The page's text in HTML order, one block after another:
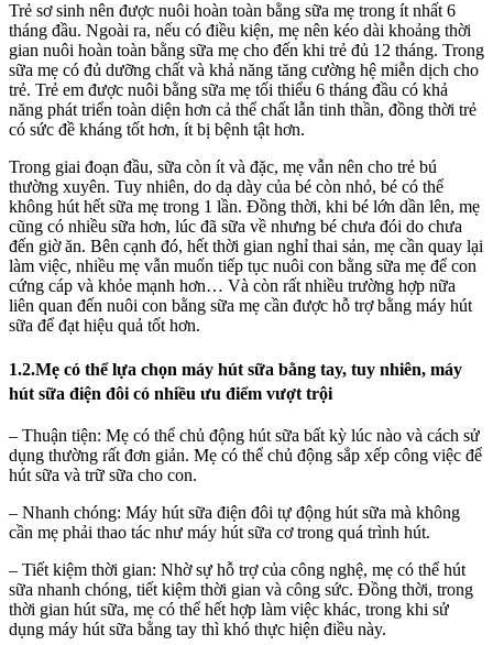
Trẻ sơ sinh nên được nuôi hoàn toàn bằng sữa mẹ trong ít nhất 6
tháng đầu. Ngoài ra, nếu có điều kiện, mẹ nên kéo dài khoảng thời
gian nuôi hoàn toàn bằng sữa mẹ cho đến khi trẻ đủ 12 tháng. Trong
sữa mẹ có đủ dưỡng chất và khả năng tăng cường hệ miễn dịch cho
trẻ. Trẻ em được nuôi bằng sữa mẹ tối thiểu 6 tháng đầu có khả
năng phát triển toàn diện hơn cả thể chất lẫn tinh thần, đồng thời trẻ
có sức đề kháng tốt hơn, ít bị bệnh tật hơn.
Trong giai đoạn đầu, sữa còn ít và đặc, mẹ vẫn nên cho trẻ bú
thường xuyên. Tuy nhiên, do dạ dày của bé còn nhỏ, bé có thể
không hút hết sữa mẹ trong 1 lần. Đồng thời, khi bé lớn dần lên, mẹ
cũng có nhiều sữa hơn, lúc đã sữa về nhưng bé chưa đói do chưa
đến giờ ăn. Bên cạnh đó, hết thời gian nghỉ thai sản, mẹ cần quay lại
làm việc, nhiều mẹ vẫn muốn tiếp tục nuôi con bằng sữa mẹ để con
cứng cáp và khỏe mạnh hơn… Và còn rất nhiều trường hợp nữa
liên quan đến nuôi con bằng sữa mẹ cần được hỗ trợ bằng máy hút
sữa để đạt hiệu quả tốt hơn.
1.2.Mẹ có thể lựa chọn máy hút sữa bằng tay, tuy nhiên, máy
hút sữa điện đôi có nhiều ưu điểm vượt trội
– Thuận tiện: Mẹ có thể chủ động hút sữa bất kỳ lúc nào và cách sử
dụng thường rất đơn giản. Mẹ có thể chủ động sắp xếp công việc để
hút sữa và trữ sữa cho con.
– Nhanh chóng: Máy hút sữa điện đôi tự động hút sữa mà không
cần mẹ phải thao tác như máy hút sữa cơ trong quá trình hút.
– Tiết kiệm thời gian: Nhờ sự hỗ trợ của công nghệ, mẹ có thể hút
sữa nhanh chóng, tiết kiệm thời gian và công sức. Đồng thời, trong
thời gian hút sữa, mẹ có thể hết hợp làm việc khác, trong khi sử
dụng máy hút sữa bằng tay thì khó thực hiện điều này.